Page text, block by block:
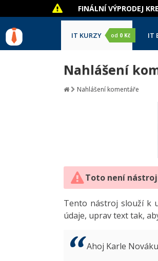
FINÁLNÍ VÝPRODEJ
IT KURZY od 0 Kč IT
Nahlášení
Nahlášení komentáře
Toto není
Tento nástroj slouží k
údaje, uprav text tak,
Ahoj Karle